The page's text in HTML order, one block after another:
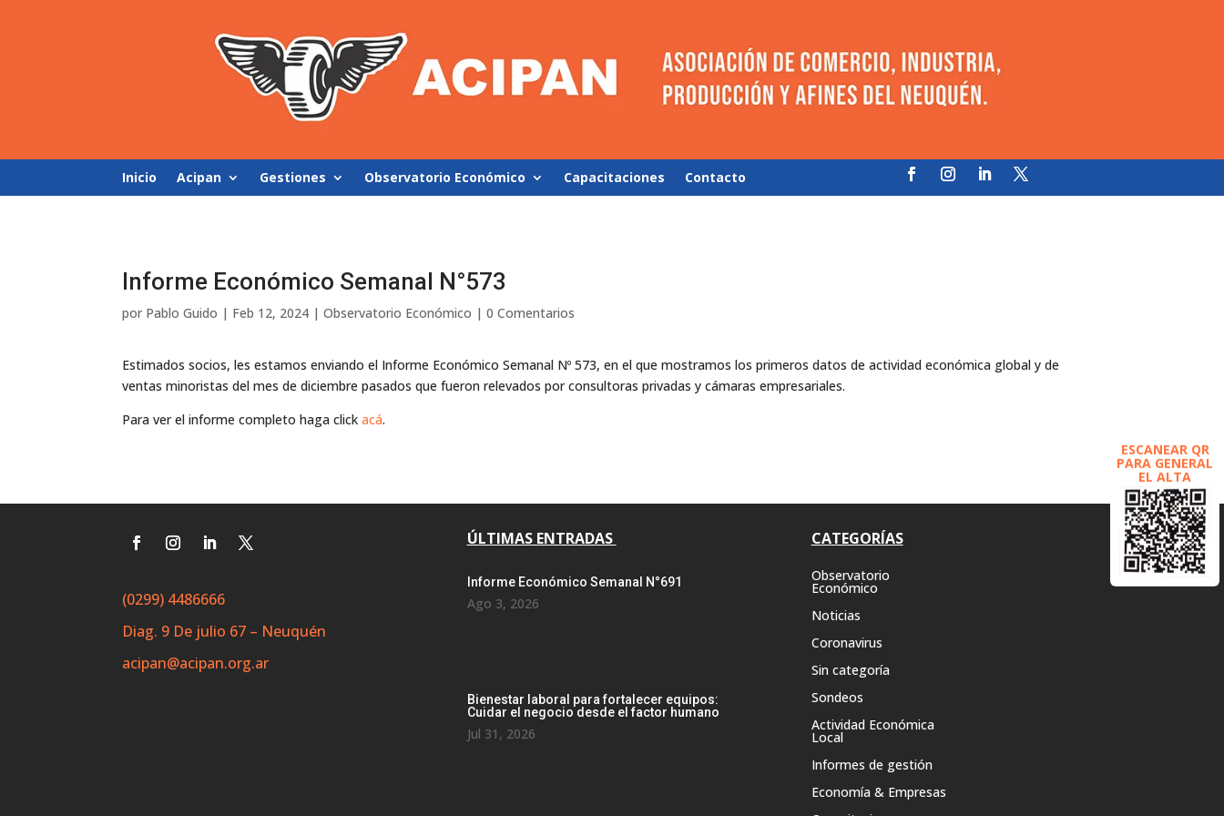
Inicio Acipan Gestiones Observatorio Económico Capacitaciones Contacto
ESCANEAR QR
PARA GENERAL
EL ALTA
Informe Económico Semanal N°573
por Pablo Guido | Feb 12, 2024 |Observatorio Económico |0 Comentarios
Estimados socios, les estamos enviando el Informe Económico Semanal Nº 573, en el que mostramos los primeros datos de actividad económica global y de
ventas minoristas del mes de diciembre pasados que fueron relevados por consultoras privadas y cámaras empresariales.
Para ver el informe completo haga clickacá.
(0299) 4486666
Diag. 9 De julio 67 – Neuquén
acipan@acipan.org.ar
ÚLTIMAS ENTRADAS
Informe Económico Semanal N°691
Ago 3, 2026
Bienestar laboral para fortalecer equipos:
Cuidar el negocio desde el factor humano
Jul 31, 2026
CATEGORÍAS
Observatorio
Económico
Noticias
Coronavirus
Sin categoría
Sondeos
Actividad Económica
Local
Informes de gestión
Economía & Empresas